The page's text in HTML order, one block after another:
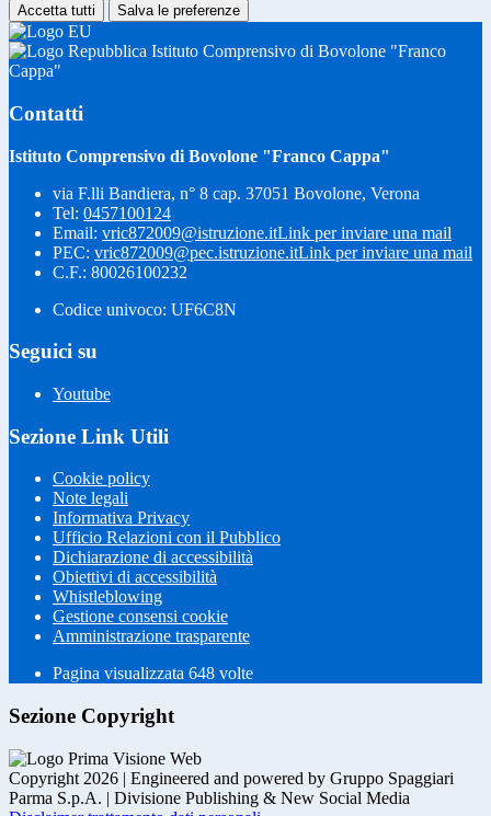
Accetta tutti Salva le preferenze
Istituto Comprensivo di Bovolone "Franco
Cappa"
Contatti
Istituto Comprensivo di Bovolone "Franco Cappa"
via F.lli Bandiera, n° 8 cap. 37051 Bovolone, Verona
Tel: 0457100124
Email: vric872009@istruzione.itLink per inviare una mail
PEC: vric872009@pec.istruzione.itLink per inviare una mail
C.F.: 80026100232
Codice univoco: UF6C8N
Seguici su
Youtube
Sezione Link Utili
Cookie policy
Note legali
Informativa Privacy
Ufficio Relazioni con il Pubblico
Dichiarazione di accessibilità
Obiettivi di accessibilità
Whistleblowing
Gestione consensi cookie
Amministrazione trasparente
Pagina visualizzata 648 volte
Sezione Copyright
Copyright 2026 | Engineered and powered by Gruppo Spaggiari
Parma S.p.A. | Divisione Publishing & New Social Media